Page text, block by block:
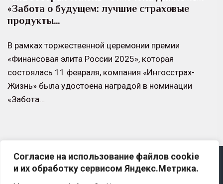
Согласие на использование файлов cookie
и их обработку сервисом Яндекс.Метрика.
«Забота о будущем: лучшие страховые
продукты…
В рамках торжественной церемонии премии
«Финансовая элита России 2025», которая
состоялась 11 февраля, компания «Ингосстрах-
Жизнь» была удостоена наградой в номинации
«Забота…
Copyright © 2025 Ассоциация «Некоммерческого